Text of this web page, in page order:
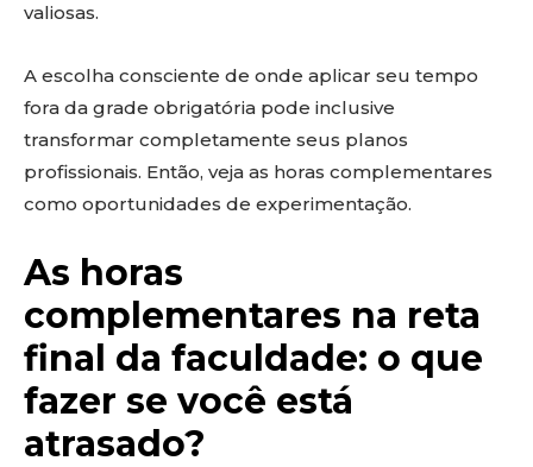
valiosas.
A escolha consciente de onde aplicar seu tempo
fora da grade obrigatória pode inclusive
transformar completamente seus planos
profissionais. Então, veja as horas complementares
como oportunidades de experimentação.
As horas
complementares na reta
final da faculdade: o que
fazer se você está
atrasado?